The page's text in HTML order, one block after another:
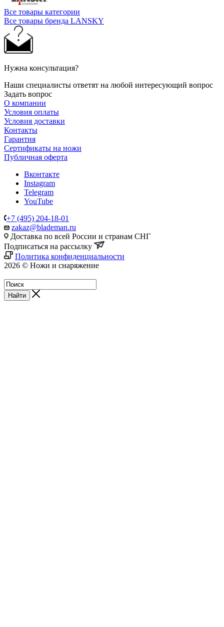
Все товары категории
Все товары бренда LANSKY
Нужна консультация?
Наши специалисты ответят на любой интересующий вопрос
Задать вопрос
О компании
Условия оплаты
Условия доставки
Контакты
Гарантия
Сертификаты на ножи
Публичная оферта
Вконтакте
Instagram
Telegram
YouTube
+7 (495) 204-18-01
zakaz@blademan.ru
Доставка по всей России и странам СНГ
Подписаться на рассылку
Политика конфиденциальности
2026 © Ножи и снаряжение
Найти